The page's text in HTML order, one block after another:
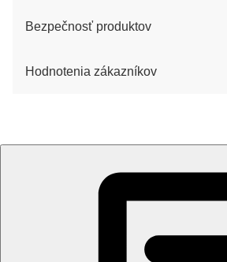
Bezpečnosť produktov
Hodnotenia zákazníkov